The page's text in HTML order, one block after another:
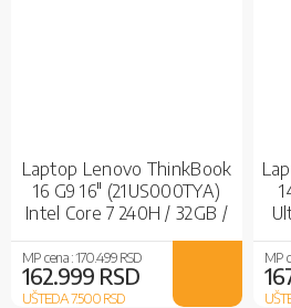
Laptop Lenovo ThinkBook
16 G9 16" (21US000TYA)
Intel Core 7 240H / 32GB /
1TB SSD / Intel Graphics /
No OS
MP cena :170.499 RSD
162.999 RSD
UŠTEDA 7.500RSD
MP